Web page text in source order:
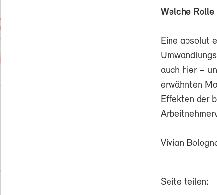
Welche Rolle
Eine absolut
auch hier –
erwähnten
Effekten der
Vivian
Seite teilen: